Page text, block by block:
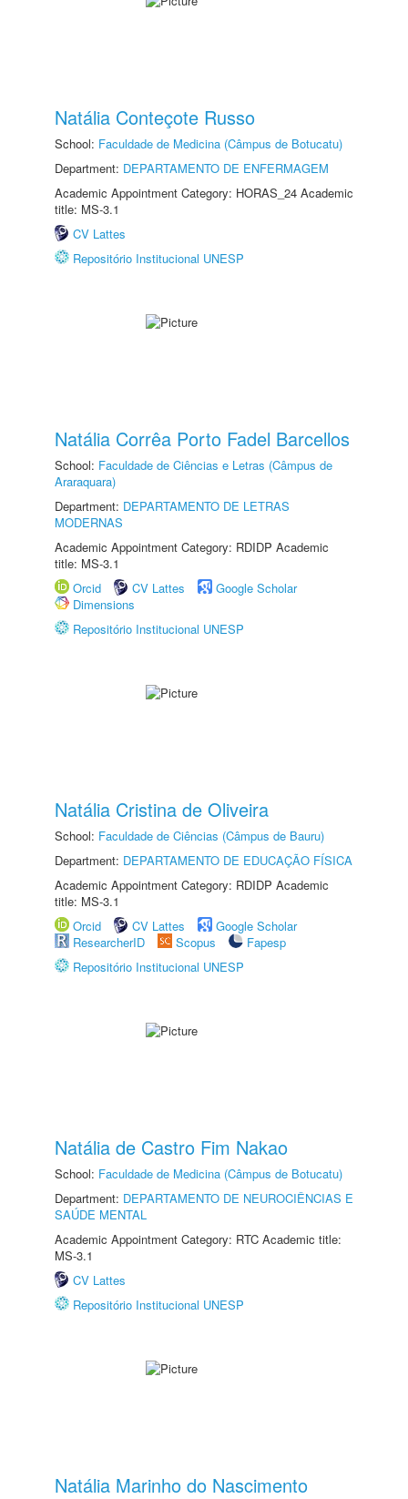
Natália Conteçote Russo
School: Faculdade de Medicina (Câmpus de Botucatu)
Department: DEPARTAMENTO DE ENFERMAGEM
Academic Appointment Category: HORAS_24 Academic
title: MS-3.1
CV Lattes
Repositório Institucional UNESP
Natália Corrêa Porto Fadel Barcellos
School: Faculdade de Ciências e Letras (Câmpus de
Araraquara)
Department: DEPARTAMENTO DE LETRAS
MODERNAS
Academic Appointment Category: RDIDP Academic
title: MS-3.1
Orcid
CV Lattes
Google Scholar
Dimensions
Repositório Institucional UNESP
Natália Cristina de Oliveira
School: Faculdade de Ciências (Câmpus de Bauru)
Department: DEPARTAMENTO DE EDUCAÇÃO FÍSICA
Academic Appointment Category: RDIDP Academic
title: MS-3.1
Orcid
CV Lattes
Google Scholar
ResearcherID
Scopus
Fapesp
Repositório Institucional UNESP
Natália de Castro Fim Nakao
School: Faculdade de Medicina (Câmpus de Botucatu)
Department: DEPARTAMENTO DE NEUROCIÊNCIAS E
SAÚDE MENTAL
Academic Appointment Category: RTC Academic title:
MS-3.1
CV Lattes
Repositório Institucional UNESP
Natália Marinho do Nascimento